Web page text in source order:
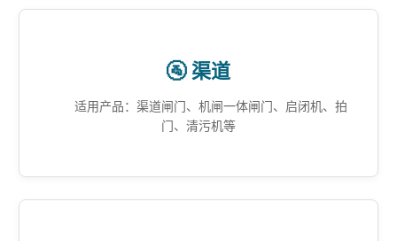
🚰 渠道
适用产品：渠道闸门、机闸一体闸门、启闭机、拍
门、清污机等